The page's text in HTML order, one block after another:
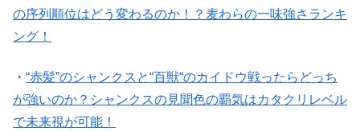
の序列順位はどう変わるのか！？麦わらの一味強さランキ
ング！
・ “赤髪”のシャンクスと“百獣“のカイドウ戦ったらどっち
が強いのか？シャンクスの見聞色の覇気はカタクリレベル
で未来視が可能！